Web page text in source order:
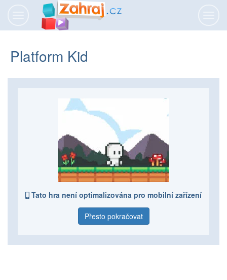
Platform Kid
Tato hra není optimalizována pro mobilní zařízení
Přesto pokračovat